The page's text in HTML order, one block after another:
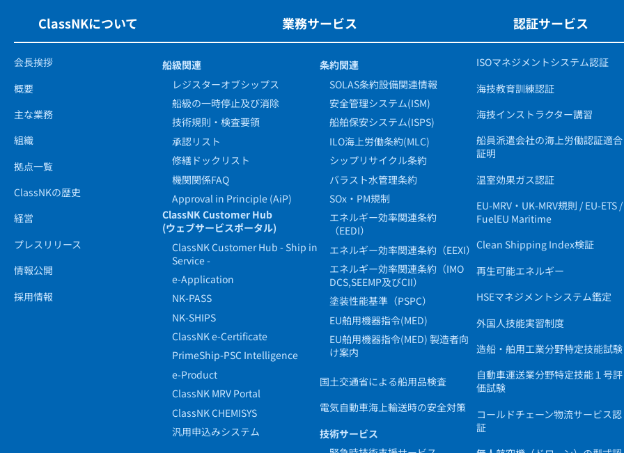
ClassNKについて
会長挨拶
概要
主な業務
組織
拠点一覧
ClassNKの歴史
経営
プレスリリース
情報公開
採用情報
業務サービス
船級関連
レジスターオブシップス
船級の一時停止及び消除
技術規則・検査要領
承認リスト
修繕ドックリスト
機関関係FAQ
Approval in Principle (AiP)
ClassNK Customer Hub
(ウェブサービスポータル)
ClassNK Customer Hub - Ship in
Service -
e-Application
NK-PASS
NK-SHIPS
ClassNK e-Certificate
PrimeShip-PSC Intelligence
e-Product
ClassNK MRV Portal
ClassNK CHEMISYS
汎用申込みシステム
条約関連
SOLAS条約設備関連情報
安全管理システム(ISM)
船舶保安システム(ISPS)
ILO海上労働条約(MLC)
シップリサイクル条約
バラスト水管理条約
SOx・PM規制
エネルギー効率関連条約
（EEDI）
エネルギー効率関連条約（EEXI）
エネルギー効率関連条約（IMO
DCS,SEEMP及びCII）
塗装性能基準（PSPC）
EU舶用機器指令(MED)
EU舶用機器指令(MED) 製造者向
け案内
国土交通省による船用品検査
電気自動車海上輸送時の安全対策
技術サービス
認証サービス
ISOマネジメントシステム認証
海技教育訓練認証
海技インストラクター講習
船員派遣会社の海上労働認証適合
証明
温室効果ガス認証
EU-MRV・UK-MRV規則 / EU-ETS /
FuelEU Maritime
Clean Shipping Index検証
再生可能エネルギー
HSEマネジメントシステム鑑定
外国人技能実習制度
造船・舶用工業分野特定技能試験
自動車運送業分野特定技能１号評
価試験
コールドチェーン物流サービス認
証